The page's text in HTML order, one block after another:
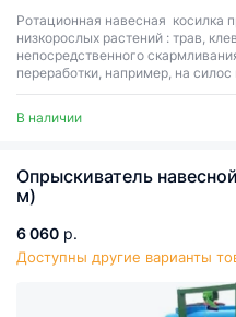
Ротационная навесная косилка
низкорослых растений : трав,
непосредственного
переработки, например, на силос
В наличии
Опрыскиватель
м)
6 060 р.
Доступны другие варианты